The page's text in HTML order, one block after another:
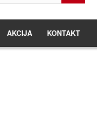
AKCIJA KONTAKT